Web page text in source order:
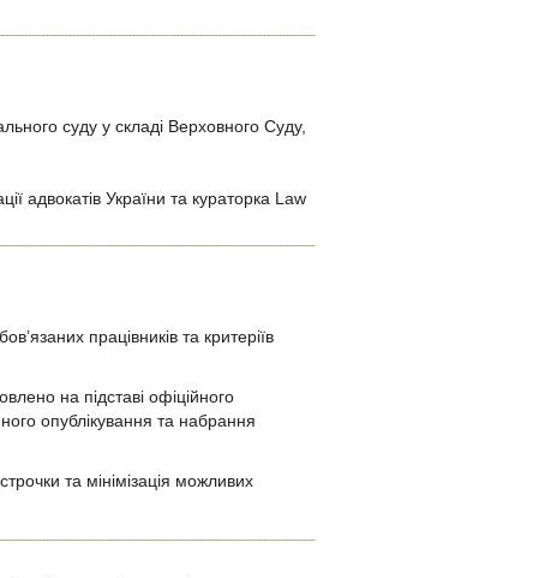
суду у складі Верховного Суду,
адвокатів України та кураторка Law
працівників та критеріїв
на підставі офіційного
опублікування та набрання
та мінімізація можливих